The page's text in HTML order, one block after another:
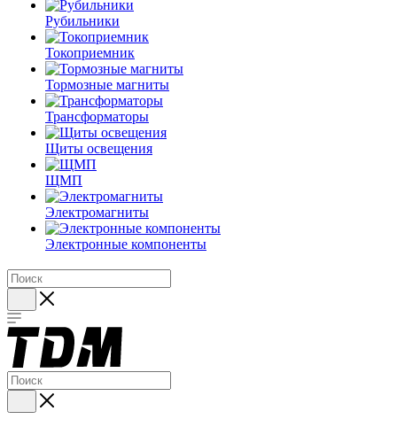
Рубильники
Токоприемник
Тормозные магниты
Трансформаторы
Щиты освещения
ЩМП
Электромагниты
Электронные компоненты